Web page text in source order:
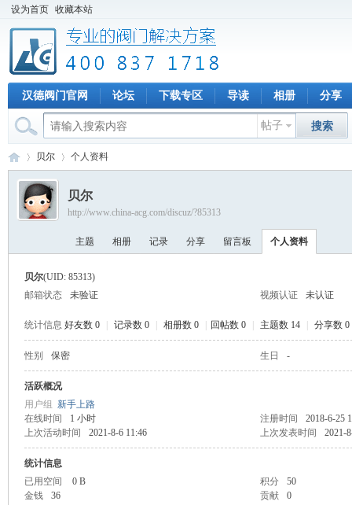
设为首页 收藏本站
汉德阀门官网 论坛 下载专区 导读 相册 分享
帖子 搜索
›
贝尔
›
个人资料
贝尔
http://www.china-acg.com/discuz/?85313
主题 相册 记录 分享 留言板 个人资料
贝尔(UID: 85313)
邮箱状态
未验证 视频认证 未认证
统计信息 好友数 0 记录数 0 相册数 0 回帖数 0 主题数 14 分享数 0
性别 保密 生日 -
活跃概况
用户组 新手上路
在线时间
1 小时 注册时间
2018-6-25
上次活动时间
2021-8-6 11:46 上次发表时间 2021-
统计信息
已用空间
0 B 积分
50
金钱
36 贡献 0